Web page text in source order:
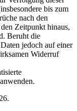
bis zum
nach den
Zeitpunkt hinaus,
Beruht die
jedoch auf einer
Widerruf